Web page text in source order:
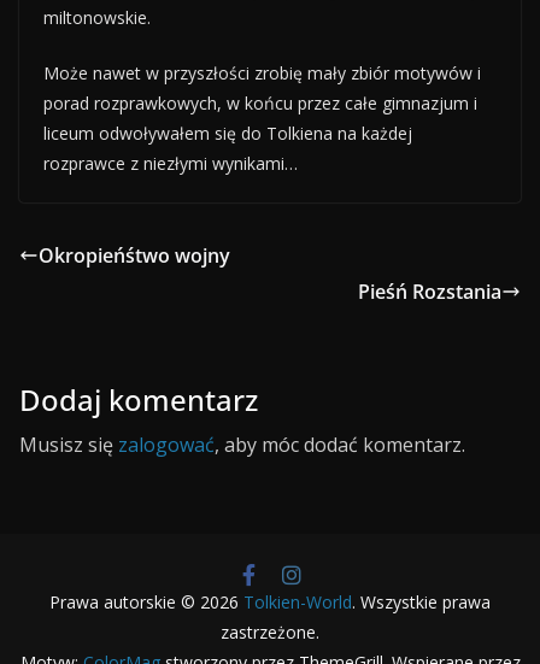
miltonowskie.
Może nawet w przyszłości zrobię mały zbiór motywów i
porad rozprawkowych, w końcu przez całe gimnazjum i
liceum odwoływałem się do Tolkiena na każdej
rozprawce z niezłymi wynikami…
Okropieńśtwo wojny
Pieśń Rozstania
Dodaj komentarz
Musisz się zalogować, aby móc dodać komentarz.
Prawa autorskie © 2026 Tolkien-World. Wszystkie prawa
zastrzeżone.